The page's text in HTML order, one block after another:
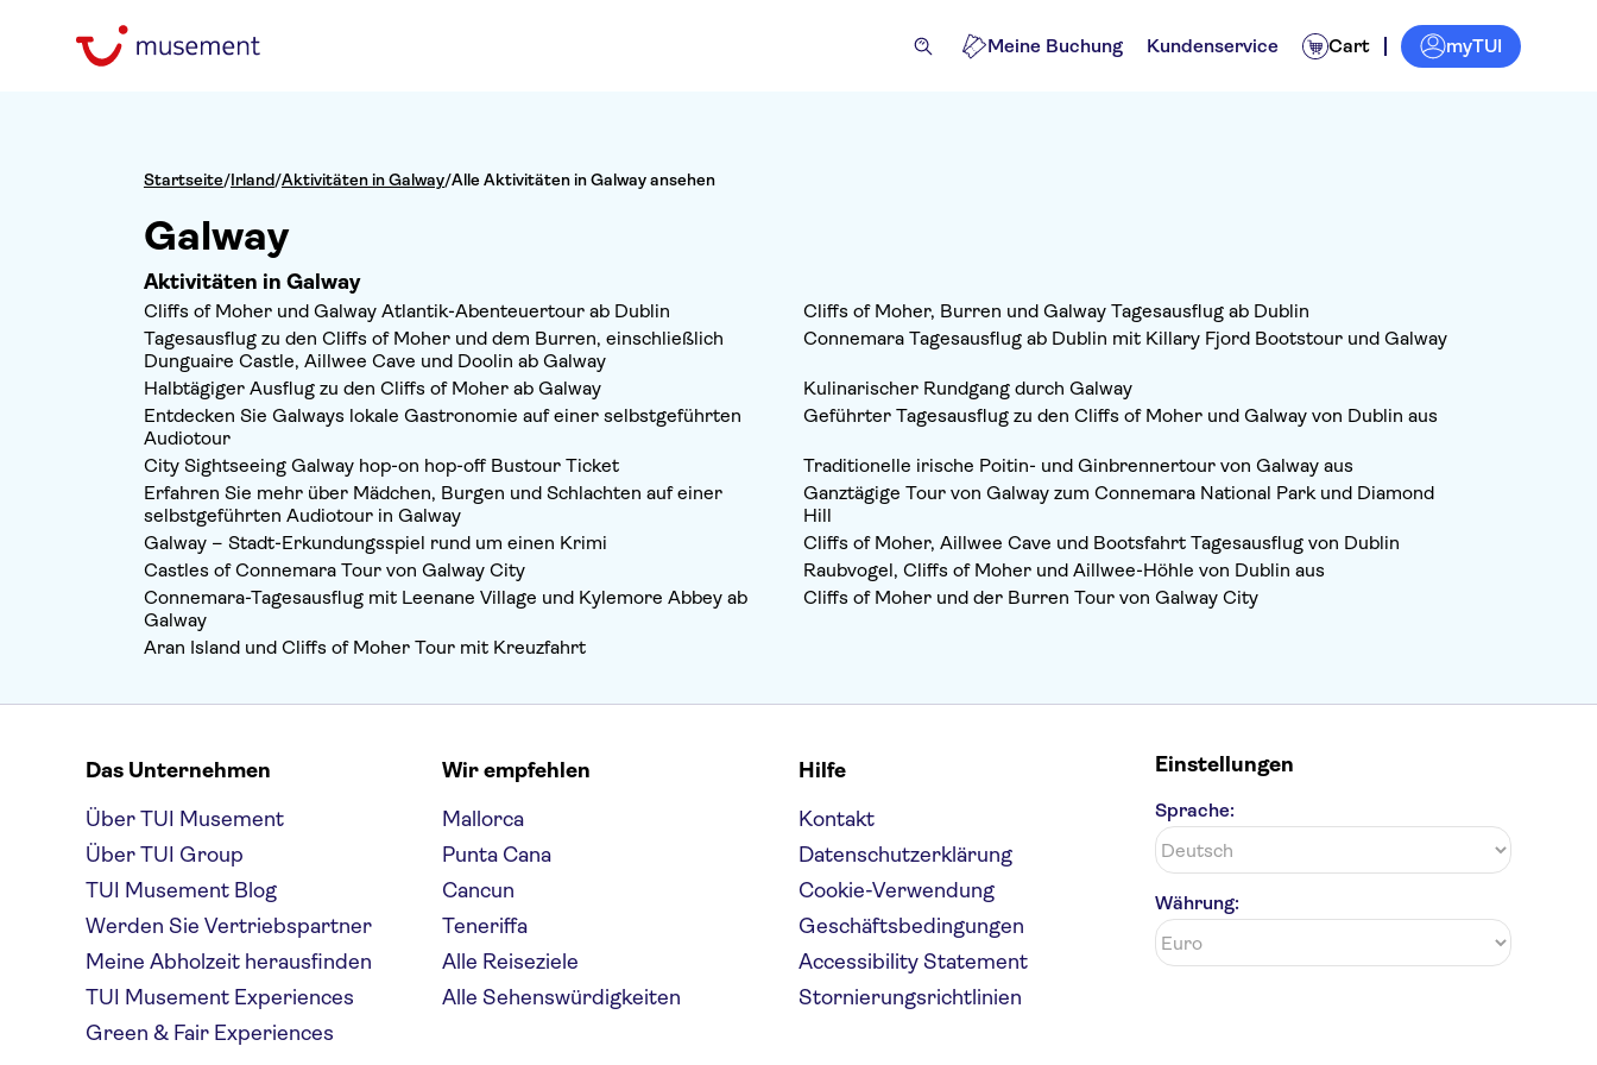
Meine Buchung Kundenservice Cart myTUI
Startseite/Irland/Aktivitäten in Galway/Alle Aktivitäten in Galway ansehen
Galway
Aktivitäten in Galway
Cliffs of Moher und Galway Atlantik-Abenteuertour ab Dublin
Cliffs of Moher, Burren und Galway Tagesausflug ab Dublin
Tagesausflug zu den Cliffs of Moher und dem Burren, einschließlich
Dunguaire Castle, Aillwee Cave und Doolin ab Galway
Connemara Tagesausflug ab Dublin mit Killary Fjord Bootstour und Galway
Halbtägiger Ausflug zu den Cliffs of Moher ab Galway
Kulinarischer Rundgang durch Galway
Entdecken Sie Galways lokale Gastronomie auf einer selbstgeführten
Audiotour
Geführter Tagesausflug zu den Cliffs of Moher und Galway von Dublin aus
City Sightseeing Galway hop-on hop-off Bustour Ticket
Traditionelle irische Poitin- und Ginbrennertour von Galway aus
Erfahren Sie mehr über Mädchen, Burgen und Schlachten auf einer
selbstgeführten Audiotour in Galway
Ganztägige Tour von Galway zum Connemara National Park und Diamond
Hill
Galway – Stadt-Erkundungsspiel rund um einen Krimi
Cliffs of Moher, Aillwee Cave und Bootsfahrt Tagesausflug von Dublin
Castles of Connemara Tour von Galway City
Raubvogel, Cliffs of Moher und Aillwee-Höhle von Dublin aus
Connemara-Tagesausflug mit Leenane Village und Kylemore Abbey ab
Galway
Cliffs of Moher und der Burren Tour von Galway City
Aran Island und Cliffs of Moher Tour mit Kreuzfahrt
Das Unternehmen
Über TUI Musement
Über TUI Group
TUI Musement Blog
Werden Sie Vertriebspartner
Meine Abholzeit herausfinden
TUI Musement Experiences
Green & Fair Experiences
Wir empfehlen
Mallorca
Punta Cana
Cancun
Teneriffa
Alle Reiseziele
Alle Sehenswürdigkeiten
Hilfe
Kontakt
Datenschutzerklärung
Cookie-Verwendung
Geschäftsbedingungen
Accessibility Statement
Stornierungsrichtlinien
Einstellungen
Sprache:
Währung: